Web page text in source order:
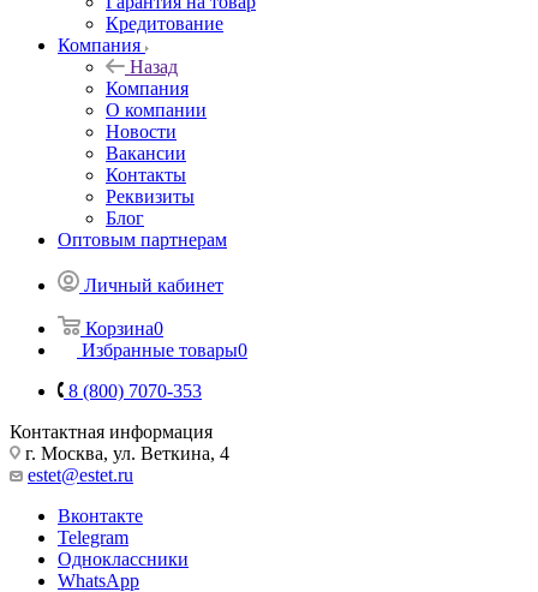
Кредитование
Компания
Назад
Компания
О компании
Новости
Вакансии
Контакты
Реквизиты
Блог
Оптовым партнерам
Личный кабинет
Корзина0
Избранные товары0
8 (800) 7070-353
Контактная информация
г. Москва, ул. Веткина, 4
estet@estet.ru
Вконтакте
Telegram
Одноклассники
WhatsApp